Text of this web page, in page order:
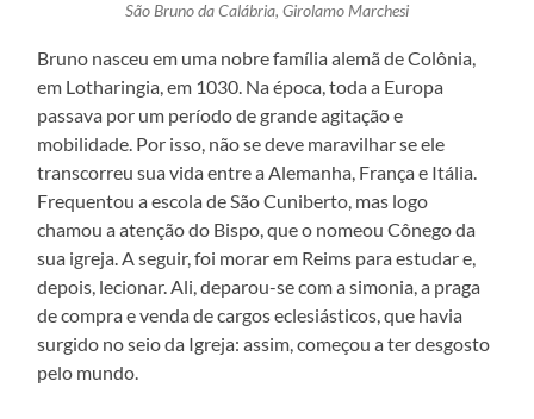
São Bruno da Calábria, Girolamo Marchesi
Bruno nasceu em uma nobre família alemã de Colônia,
em Lotharingia, em 1030. Na época, toda a Europa
passava por um período de grande agitação e
mobilidade. Por isso, não se deve maravilhar se ele
transcorreu sua vida entre a Alemanha, França e Itália.
Frequentou a escola de São Cuniberto, mas logo
chamou a atenção do Bispo, que o nomeou Cônego da
sua igreja. A seguir, foi morar em Reims para estudar e,
depois, lecionar. Ali, deparou-se com a simonia, a praga
de compra e venda de cargos eclesiásticos, que havia
surgido no seio da Igreja: assim, começou a ter desgosto
pelo mundo.